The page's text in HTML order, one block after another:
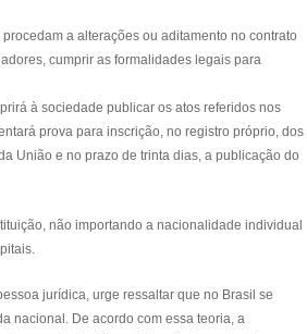
a alterações ou aditamento no contrato
cumprir as formalidades legais para
à sociedade publicar os atos referidos nos
prova para inscrição, no registro próprio, dos
União e no prazo de trinta dias, a publicação do
não importando a nacionalidade individual
jurídica, urge ressaltar que no Brasil se
nacional. De acordo com essa teoria, a